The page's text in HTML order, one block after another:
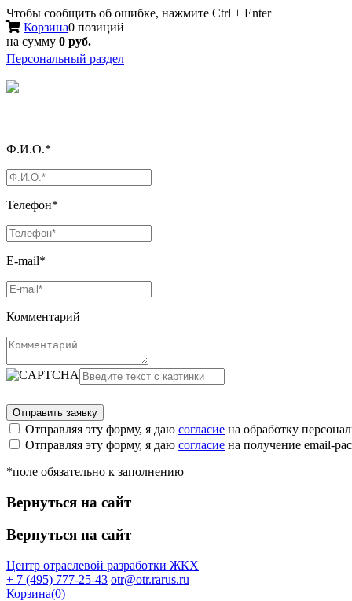
Чтобы сообщить об ошибке, нажмите Ctrl + Enter
Корзина0 позиций
на сумму 0 руб.
Персональный раздел
Ф.И.О.*
Телефон*
E-mail*
Комментарий
Отправляя эту форму, я даю согласие на обработку
Отправляя эту форму, я даю согласие на получение email-
*поле обязательно к заполнению
Вернуться на сайт
Вернуться на сайт
Центр отраслевой разработки ЖКХ
+ 7 (495) 777-25-43 otr@otr.rarus.ru
Корзина(0)